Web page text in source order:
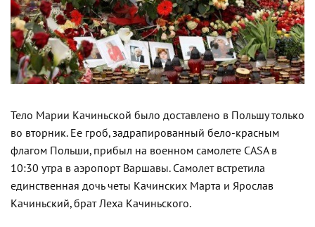
Тело Марии Качиньской было доставлено в Польшу только
во вторник. Ее гроб, задрапированный бело-красным
флагом Польши, прибыл на военном самолете CASA в
10:30 утра в аэропорт Варшавы. Самолет встретила
единственная дочь четы Качинских Марта и Ярослав
Качиньский, брат Леха Качиньского.